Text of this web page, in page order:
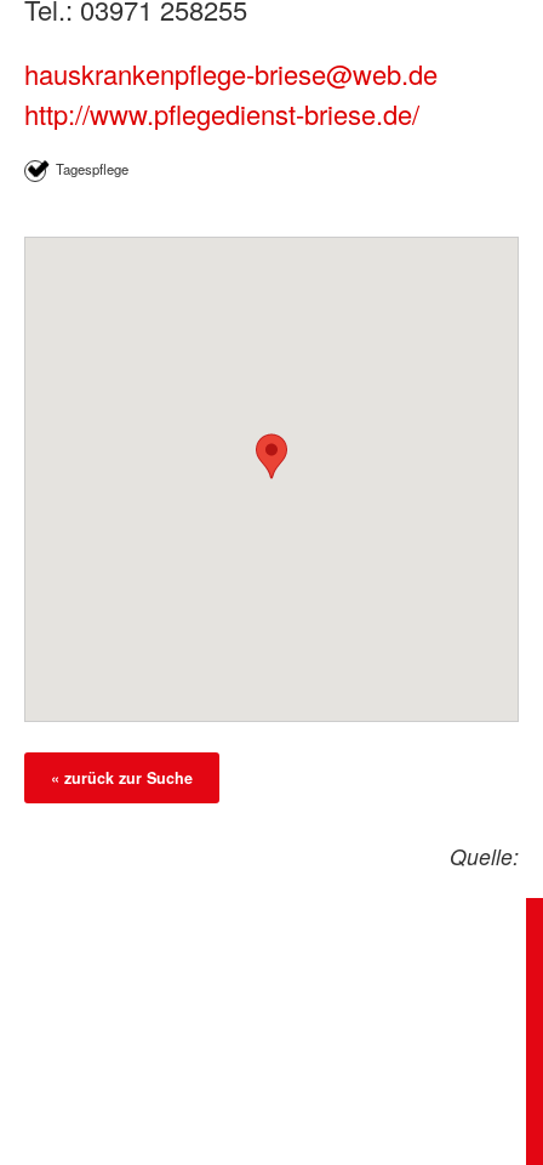
Tel.: 03971 258255
hauskrankenpflege-briese@web.de
http://www.pflegedienst-briese.de/
Tagespflege
« zurück zur Suche
Quelle: